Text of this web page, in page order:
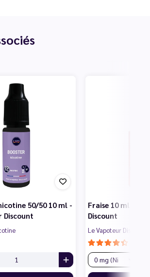
50/50 10 ml -
Discount
Fraise 10 ml - Le
Discount
Le Vapoteur Discount